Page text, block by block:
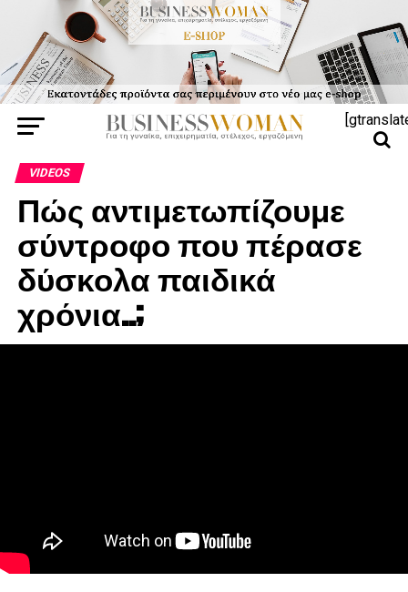
VIDEOS
Πώς αντιμετωπίζουμε
σύντροφο που πέρασε
δύσκολα παιδικά
χρόνια..;